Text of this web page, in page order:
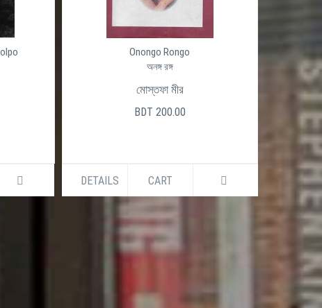
Onongo Rongo
অনঙ্গ রঙ্গ
মোস্তফা মীর
BDT 200.00
DETAILS CART DETAILS